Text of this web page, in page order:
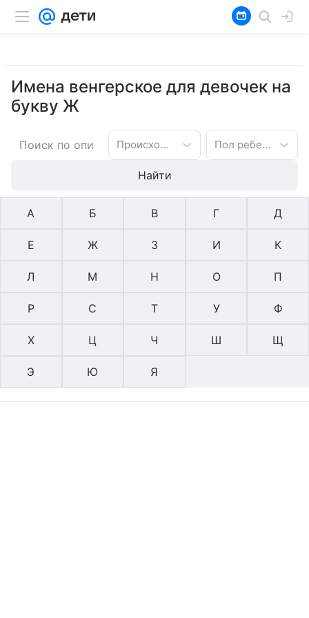
Имена венгерское для девочек на
букву Ж
Происхождение имени Пол ребенка
Найти
А Б В Г Д
Е Ж З И К
Л М Н О П
Р С Т У Ф
Х Ц Ч Ш Щ
Э Ю Я